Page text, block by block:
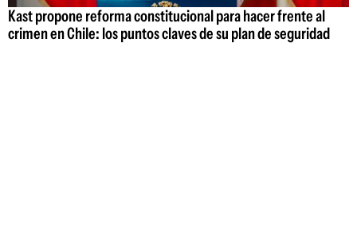
Kast propone reforma constitucional para hacer frente al
crimen en Chile: los puntos claves de su plan de seguridad